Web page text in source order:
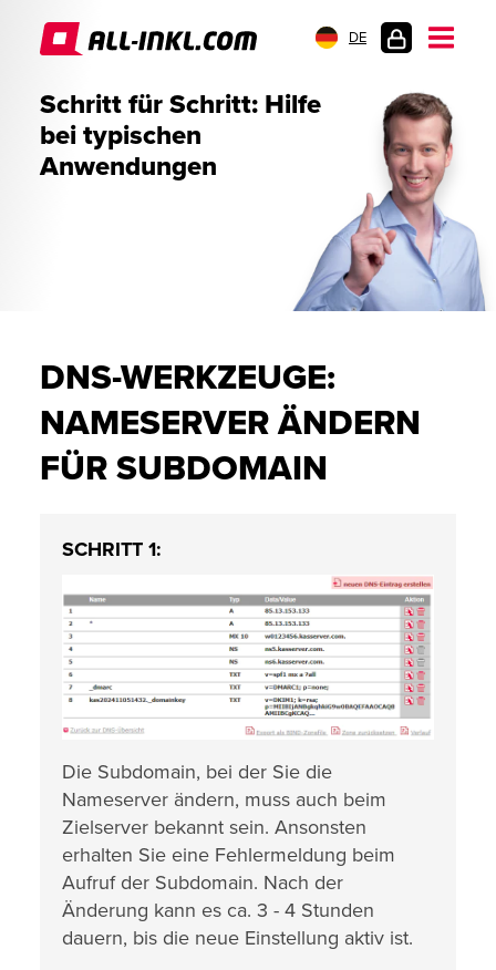
DE
Schritt für Schritt: Hilfe
bei typischen
Anwendungen
DNS-WERKZEUGE:
NAMESERVER ÄNDERN
FÜR SUBDOMAIN
SCHRITT 1:
Die Subdomain, bei der Sie die
Nameserver ändern, muss auch beim
Zielserver bekannt sein. Ansonsten
erhalten Sie eine Fehlermeldung beim
Aufruf der Subdomain. Nach der
Änderung kann es ca. 3 - 4 Stunden
dauern, bis die neue Einstellung aktiv ist.